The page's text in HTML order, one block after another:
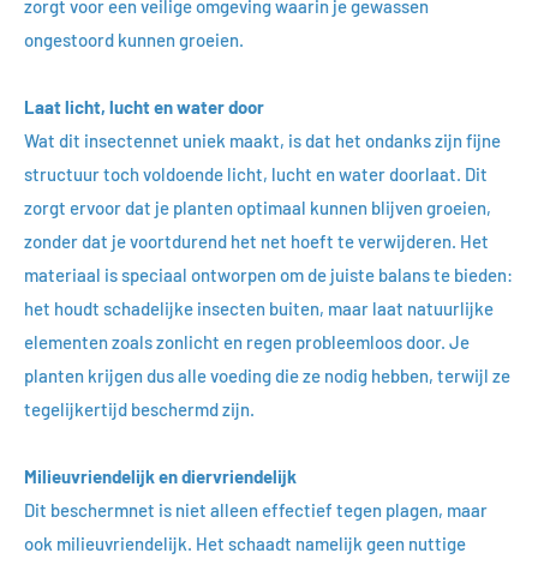
zorgt voor een veilige omgeving waarin je gewassen
ongestoord kunnen groeien.
Laat licht, lucht en water door
Wat dit insectennet uniek maakt, is dat het ondanks zijn fijne
structuur toch voldoende licht, lucht en water doorlaat. Dit
zorgt ervoor dat je planten optimaal kunnen blijven groeien,
zonder dat je voortdurend het net hoeft te verwijderen. Het
materiaal is speciaal ontworpen om de juiste balans te bieden:
het houdt schadelijke insecten buiten, maar laat natuurlijke
elementen zoals zonlicht en regen probleemloos door. Je
planten krijgen dus alle voeding die ze nodig hebben, terwijl ze
tegelijkertijd beschermd zijn.
Milieuvriendelijk en diervriendelijk
Dit beschermnet is niet alleen effectief tegen plagen, maar
ook milieuvriendelijk. Het schaadt namelijk geen nuttige